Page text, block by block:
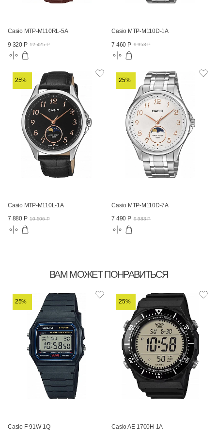
Casio MTP-M110RL-5A
9 320 Р 12 425 Р
Casio MTP-M110D-1A
7 460 Р 9 953 Р
25%
Casio MTP-M110L-1A
7 880 Р 10 506 Р
25%
Casio MTP-M110D-7A
7 490 Р 9 983 Р
ВАМ МОЖЕТ ПОНРАВИТЬСЯ
25%
Casio F-91W-1Q
25%
Casio AE-1700H-1A